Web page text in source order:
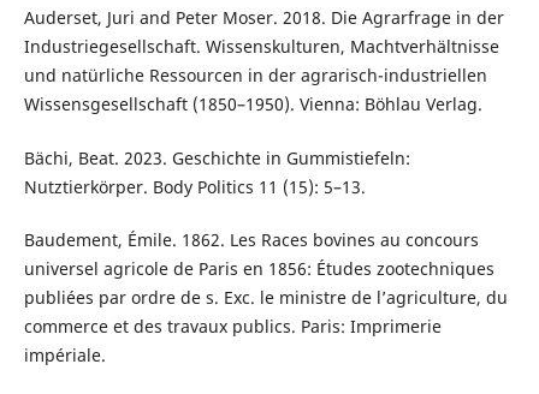
Auderset, Juri and Peter Moser. 2018. Die Agrarfrage in der
Industriegesellschaft. Wissenskulturen, Machtverhältnisse
und natürliche Ressourcen in der agrarisch-industriellen
Wissensgesellschaft (1850–1950). Vienna: Böhlau Verlag.
Bächi, Beat. 2023. Geschichte in Gummistiefeln:
Nutztierkörper. Body Politics 11 (15): 5–13.
Baudement, Émile. 1862. Les Races bovines au concours
universel agricole de Paris en 1856: Études zootechniques
publiées par ordre de s. Exc. le ministre de l’agriculture, du
commerce et des travaux publics. Paris: Imprimerie
impériale.